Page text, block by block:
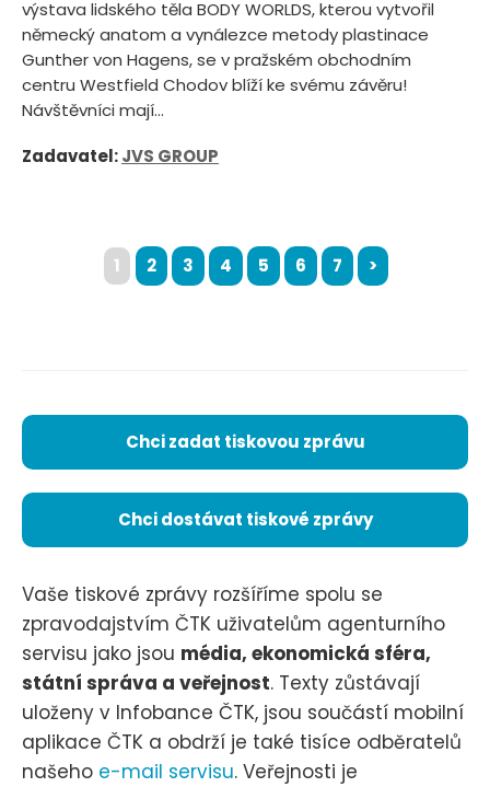
výstava lidského těla BODY WORLDS, kterou vytvořil
německý anatom a vynálezce metody plastinace
Gunther von Hagens, se v pražském obchodním
centru Westfield Chodov blíží ke svému závěru!
Návštěvníci mají...
Zadavatel:JVS GROUP
1 2 3 4 5 6 7 >
Chci zadat tiskovou zprávu
Chci dostávat tiskové zprávy
Vaše tiskové zprávy rozšíříme spolu se
zpravodajstvím ČTK uživatelům agenturního
servisu jako jsou média, ekonomická sféra,
státní správa a veřejnost. Texty zůstávají
uloženy v Infobance ČTK, jsou součástí mobilní
aplikace ČTK a obdrží je také tisíce odběratelů
našeho e-mail servisu. Veřejnosti je